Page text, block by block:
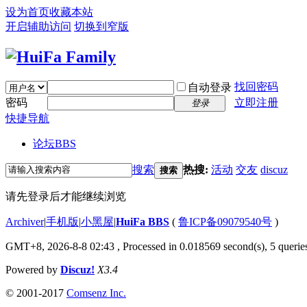
设为首页收藏本站
开启辅助访问 切换到窄版
自动登录 找回密码
密码
登录
立即注册
快捷导航
论坛BBS
搜索 搜索 热搜: 活动 交友 discuz
请先登录后才能继续浏览
Archiver|手机版|小黑屋|HuiFa BBS ( 鲁ICP备09079540号 )
GMT+8, 2026-8-8 02:43 , Processed in 0.018569 second(s), 5
Powered by Discuz! X3.4
© 2001-2017 Comsenz Inc.